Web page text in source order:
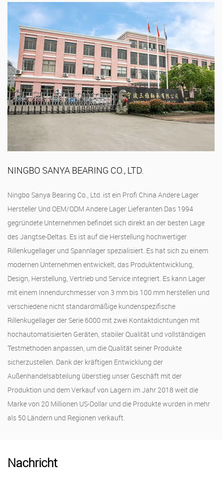
NINGBO SANYA BEARING CO., LTD.
Ningbo Sanya Bearing Co., Ltd. ist ein Profi China Andere Lager
Hersteller Und OEM/ODM Andere Lager Lieferanten.Das 1994
gegründete Unternehmen befindet sich direkt an der besten Lage
des Jangtse-Deltas. Es ist auf die Herstellung hochwertiger
Rillenkugellager und Spannlager spezialisiert. Es hat sich zu einem
modernen Unternehmen entwickelt, das Produktentwicklung,
Design, Herstellung, Vertrieb und Service integriert. Es kann Lager
mit einem Innendurchmesser von 3 mm bis 100 mm herstellen und
verschiedene nicht standardmäßige kundenspezifische
Rillenkugellager der Serie 6000 mit zwei Kontaktdichtungen mit
hochautomatisierten Geräten, stabiler Qualität und vollständigen
Testmethoden anpassen, um die Qualität seiner Produkte
sicherzustellen. Dank der kräftigen Entwicklung der
Außenhandelsabteilung überstieg unser Geschäft mit der
Produktion und dem Verkauf von Lagern im Jahr 2018 weit die
Marke von 20 Millionen US-Dollar und die Produkte wurden in mehr
als 50 Ländern und Regionen verkauft.
Nachricht